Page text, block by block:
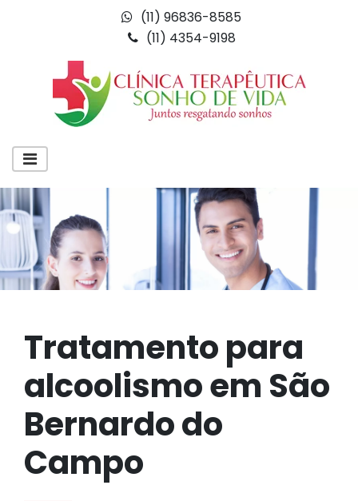
(11) 96836-8585
(11) 4354-9198
Tratamento para
alcoolismo em São
Bernardo do
Campo